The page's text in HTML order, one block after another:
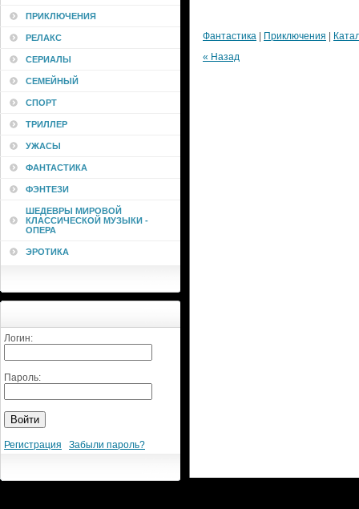
ПРИКЛЮЧЕНИЯ
РЕЛАКС
СЕРИАЛЫ
СЕМЕЙНЫЙ
СПОРТ
ТРИЛЛЕР
УЖАСЫ
ФАНТАСТИКА
ФЭНТЕЗИ
ШЕДЕВРЫ МИРОВОЙ
КЛАССИЧЕСКОЙ МУЗЫКИ -
ОПЕРА
ЭРОТИКА
Логин:
Пароль:
Регистрация Забыли пароль?
Фантастика Приключения
« Назад